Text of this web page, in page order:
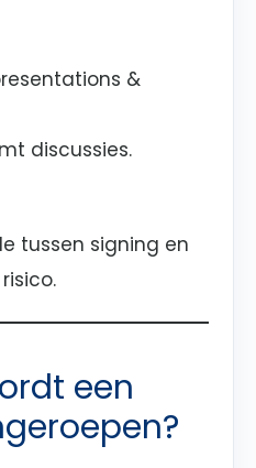
&
discussies.
tussen signing en
een